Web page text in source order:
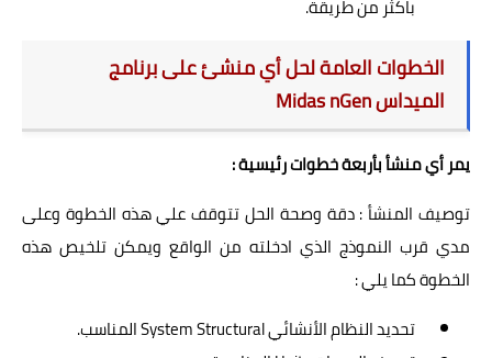
باكثر من طريقة.
الخطوات العامة لحل أي منشئ على برنامج
الميداس Midas nGen
يمر أي منشأ بأربعة خطوات رئيسية :
توصيف المنشأ : دقة وصحة الحل تتوقف علي هذه الخطوة وعلى
مدي قرب النموذج الذي ادخلته من الواقع ويمكن تلخيص هذه
الخطوة كما يلي :
تحديد النظام الأنشائي System Structural المناسب.